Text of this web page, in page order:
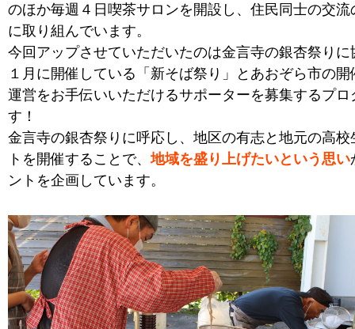
のほか毎週４日喫茶サロンを開設し、住民同士の交流
に取り組んでいます。
今回アップさせていただいたのは金言寺の銀杏祭りに
１月に開催している「新そば祭り」とあおぞら市の
運営をお手伝いいただけるサポーターを募集するプロ
す！
金言寺の銀杏祭りに呼応し、地区の有志と地元の高校
トを開催することで、地域を盛り上げたいという思い
ントを企画しています。